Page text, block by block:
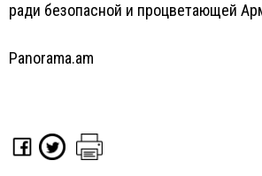
ради безопасной и процветающей
Panorama.am